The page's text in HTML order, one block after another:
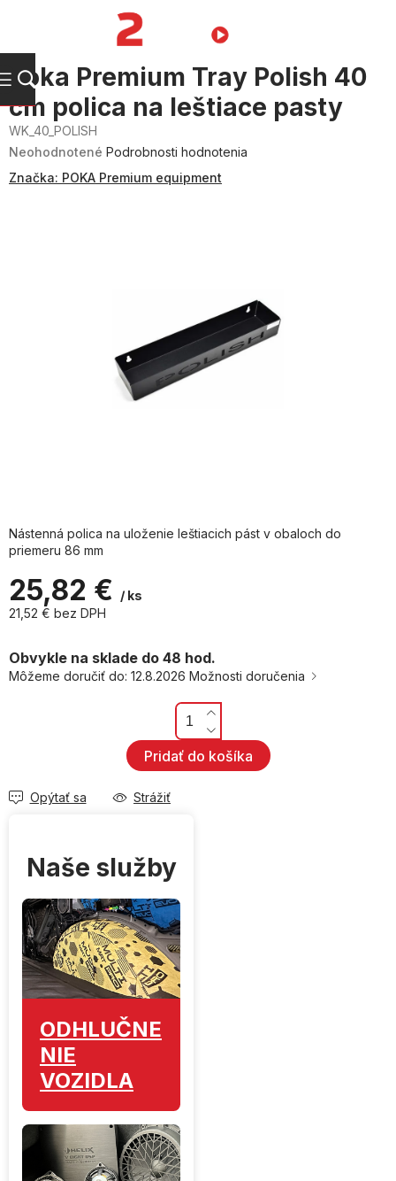
Poka Premium Tray Polish 40
cm polica na leštiace pasty
WK_40_POLISH
Priemerné
hodnotenie
produktu
je
Neohodnotené Podrobnosti hodnotenia
Značka: POKA Premium equipment
25,82 €
/ ks
21,52 € bez DPH
cena:
Obvykle na sklade do 48 hod.
Môžeme doručiť do: 12.8.2026 Možnosti doručenia
Pridať do košíka
Nástenná polica na uloženie leštiacich pást v obaloch do
priemeru 86 mm
Opýtať sa Strážiť
Naše služby
ODHLUČNE
NIE
VOZIDLA